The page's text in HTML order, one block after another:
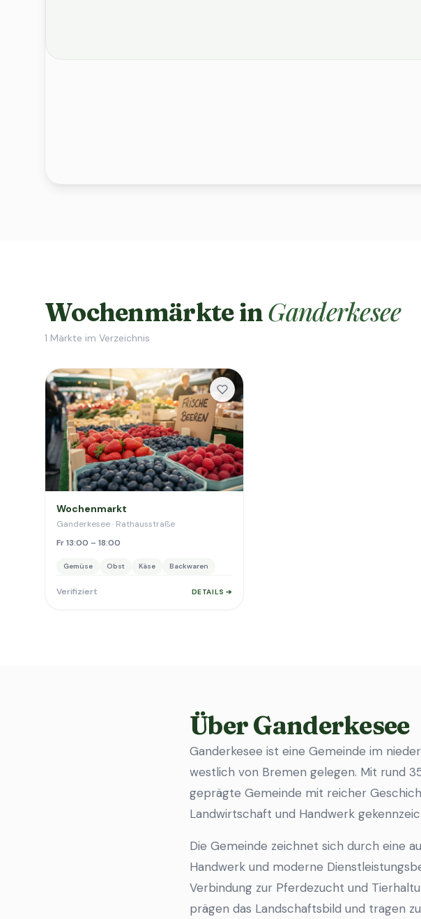
Wochenmärkte inGanderkesee
1 Märkte im Verzeichnis
Wochenmarkt
Ganderkesee · Rathausstraße
Fr 13:00 – 18:00
Gemüse Obst Käse Backwaren
Verifiziert DETAILS ➔
Über Ganderkesee
Ganderkesee ist eine Gemeinde im
westlich von Bremen gelegen. Mit rund
geprägte Gemeinde mit reicher
Landwirtschaft und Handwerk
Die Gemeinde zeichnet sich durch eine
Handwerk und moderne
Verbindung zur Pferdezucht und
prägen das Landschaftsbild und tragen